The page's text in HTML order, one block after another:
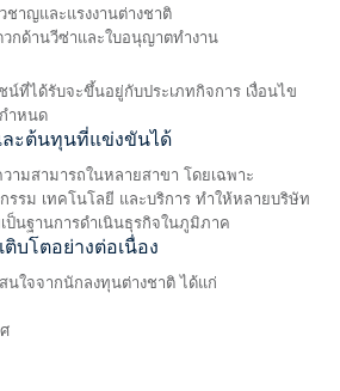
ชาญและแรงงานต่างชาติ
กด้านวีซ่าและใบอนุญาตทำงาน
น์ที่ได้รับจะขึ้นอยู่กับประเภทกิจการ เงื่อนไข
ำหนด
ะต้นทุนที่แข่งขันได้
ามสามารถในหลายสาขา โดยเฉพาะ
รรม เทคโนโลยี และบริการ ทำให้หลายบริษัท
ป็นฐานการดำเนินธุรกิจในภูมิภาค
บโตอย่างต่อเนื่อง
นใจจากนักลงทุนต่างชาติ ได้แก่